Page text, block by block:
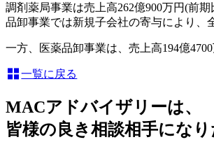
調剤薬局事業は売上高262億900万円(前
品卸事業では新規子会社の寄与により、
一方、医薬品卸事業は、売上高194億
一覧に戻る
MACアドバイザリーは、
皆様の良き相談相手にな